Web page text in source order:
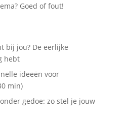
Goed of fout!
bij jou? De eerlijke
hebt
ideeën voor
min)
gedoe: zo stel je jouw